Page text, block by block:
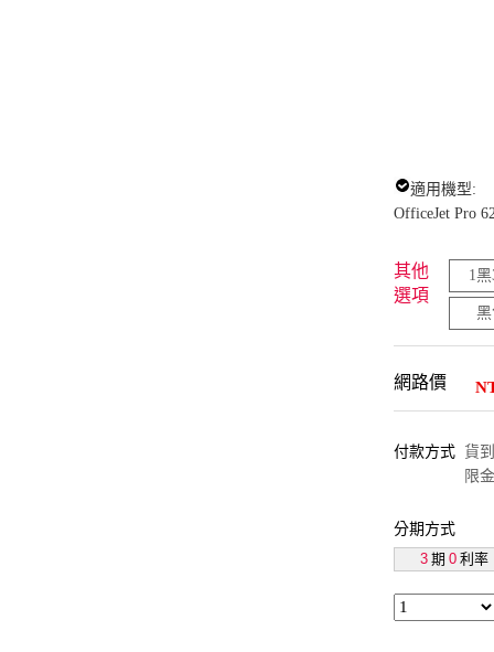
適用機型:
OfficeJet Pro
其他
選項
1
網路價
付款方式 貨
限
分期方式
3 期 0 利率